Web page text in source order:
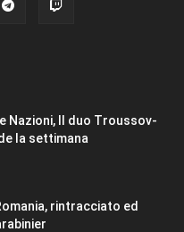
Nazioni, Il duo Troussov-
la settimana
rintracciato ed